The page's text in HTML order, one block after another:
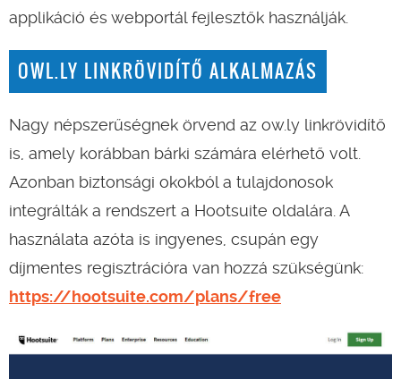
applikáció és webportál fejlesztők használják.
OWL.LY LINKRÖVIDÍTŐ ALKALMAZÁS
Nagy népszerűségnek örvend az ow.ly linkrövidítő
is, amely korábban bárki számára elérhető volt.
Azonban biztonsági okokból a tulajdonosok
integrálták a rendszert a Hootsuite oldalára. A
használata azóta is ingyenes, csupán egy
díjmentes regisztrációra van hozzá szükségünk:
https://hootsuite.com/plans/free